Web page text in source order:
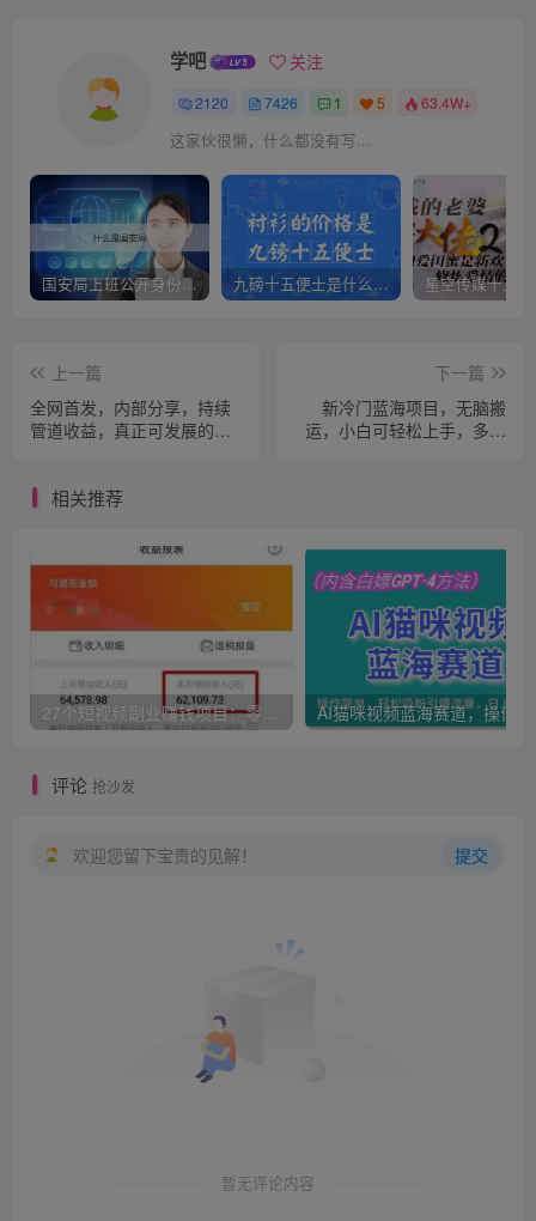
学吧 关注
2120 7426 1 5 63.4W+
这家伙很懒，什么都没有写...
国安局上班公开身份是什么（国安身份对家人保密吗） 九磅十五便士是什么意思（九磅十五便士是什么梗）
上一篇
全网首发，内部分享，持续
管道收益，真正可发展的事
下一篇
新冷门蓝海项目，无脑搬
运，小白可轻松上手，多种
相关推荐
27个短视频副业赚钱项目：零基础、零成本、零风险，普通人可复制的暴利变现攻略
评论 抢沙发
欢迎您留下宝贵的见解！ 提交
暂无评论内容